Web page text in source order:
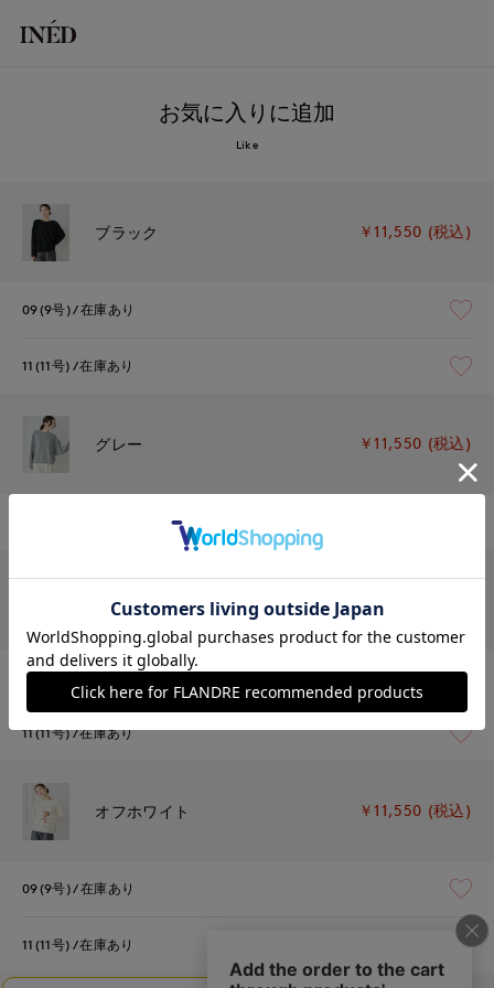
お気に入りに追加
Like
ブラック ￥11,550 (税込)
09(9号) 在庫あり
11(11号) 在庫あり
グレー ￥11,550 (税込)
チャコールグレー
09(9号) 在庫あり
11(11号) 在庫あり
オフホワイト ￥11,550 (税込)
09(9号) 在庫あり
11(11号) 在庫あり